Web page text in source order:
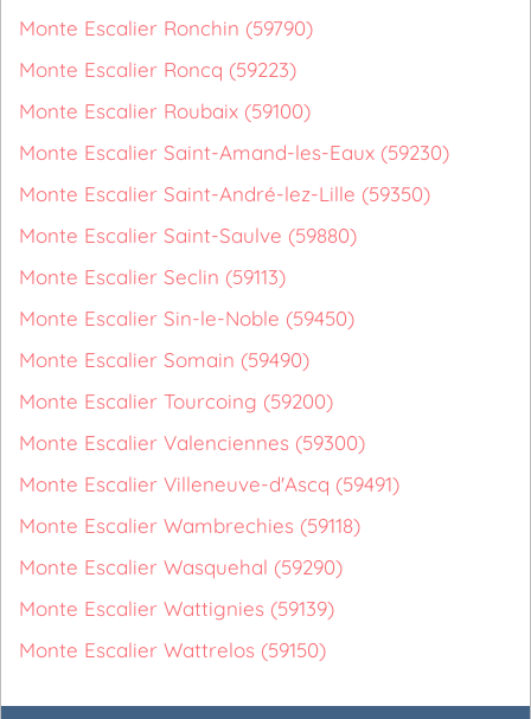
Monte Escalier Ronchin (59790)
Monte Escalier Roncq (59223)
Monte Escalier Roubaix (59100)
Monte Escalier Saint-Amand-les-Eaux (59230)
Monte Escalier Saint-André-lez-Lille (59350)
Monte Escalier Saint-Saulve (59880)
Monte Escalier Seclin (59113)
Monte Escalier Sin-le-Noble (59450)
Monte Escalier Somain (59490)
Monte Escalier Tourcoing (59200)
Monte Escalier Valenciennes (59300)
Monte Escalier Villeneuve-d'Ascq (59491)
Monte Escalier Wambrechies (59118)
Monte Escalier Wasquehal (59290)
Monte Escalier Wattignies (59139)
Monte Escalier Wattrelos (59150)